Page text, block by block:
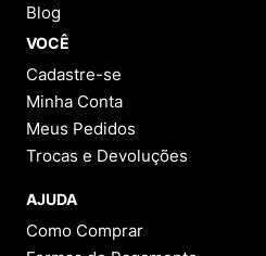
Blog
VOCÊ
Cadastre-se
Minha Conta
Meus Pedidos
Trocas e Devoluções
AJUDA
Como Comprar